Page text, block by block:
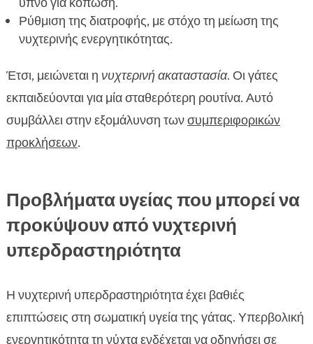
Ρύθμιση της διατροφής, με στόχο τη μείωση της
νυχτερινής ενεργητικότητας.
Έτσι, μειώνεται η νυχτερινή ακαταστασία. Οι γάτες
εκπαιδεύονται για μία σταθερότερη ρουτίνα. Αυτό
συμβάλλει στην εξομάλυνση τωνσυμπεριφορικών
προκλήσεων.
Προβλήματα υγείας που μπορεί να
προκύψουν από νυχτερινή
υπερδραστηριότητα
Η νυχτερινή υπερδραστηριότητα έχει βαθιές
επιπτώσεις στη σωματική υγεία της γάτας. Υπερβολική
ενεργητικότητα τη νύχτα ενδέχεται να οδηγήσει σε